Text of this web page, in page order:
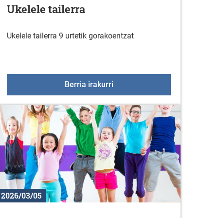
Ukelele tailerra
Ukelele tailerra 9 urtetik gorakoentzat
Berria irakurriUkelele tailerra
2026/03/05